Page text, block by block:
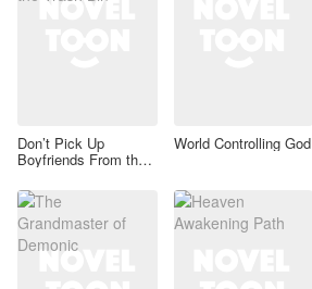
Don’t Pick Up
Boyfriends From the
World Controlling God